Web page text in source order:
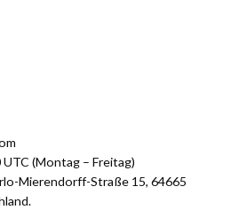
(Montag – Freitag)
Mierendorff-Straße 15, 64665